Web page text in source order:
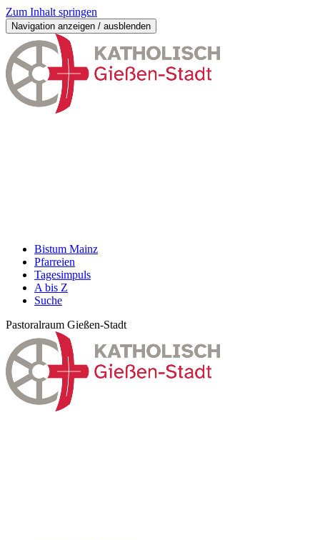
Zum Inhalt springen
Navigation anzeigen / ausblenden
Bistum Mainz
Pfarreien
Tagesimpuls
A bis Z
Suche
Pastoralraum Gießen-Stadt